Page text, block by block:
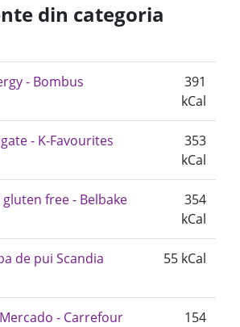
din categoria
- Bombus
391
kCal
- K-Favourites
353
kCal
free - Belbake
354
kCal
de pui Scandia
55 kCal
- Carrefour
154